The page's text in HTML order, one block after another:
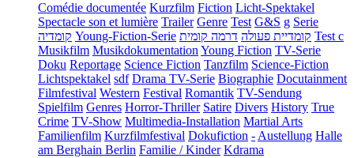
Comédie documentée Kurzfilm Fiction Licht-Spektakel
Spectacle son et lumière Trailer Genre Test G&S g Serie
קומדיה Young-Fiction-Serie קומדיית פעולה דרמה קומית
Test c
Musikfilm MusikdokumentationYoung Fiction TV-Serie
Doku Reportage Science Fiction Tanzfilm Science-Fiction
Lichtspektakel sdf Drama TV-Serie Biographie Docutainment
Filmfestival Western Festival Romantik TV-Sendung
Spielfilm Genres Horror-Thriller Satire Divers History True
Crime TV-Show Multimedia-Installation Martial Arts
Familienfilm Kurzfilmfestival Dokufiction -Austellung Halle
am Berghain Berlin Familie / Kinder Kdrama